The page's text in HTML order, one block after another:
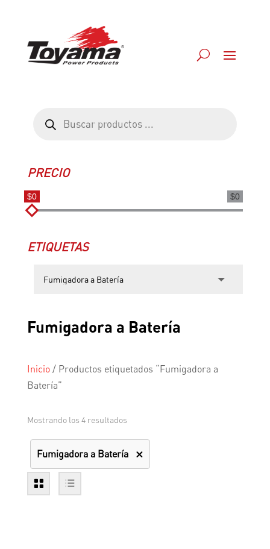
productos
PRECIO
$0
$0
ETIQUETAS
Fumigadora a Batería
Inicio/ Productos etiquetados “Fumigadora a
Batería”
Mostrando los 4 resultados
Fumigadora a Batería